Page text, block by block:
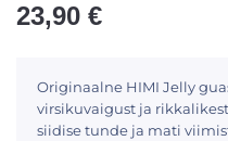
23,90 €
Originaalne HIMI Jelly
virsikuvaigust ja
siidise tunde ja mati